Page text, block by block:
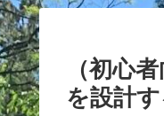
（初心
を設計す